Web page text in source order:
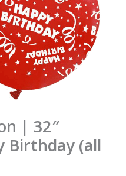
| 32″
Birthday (all